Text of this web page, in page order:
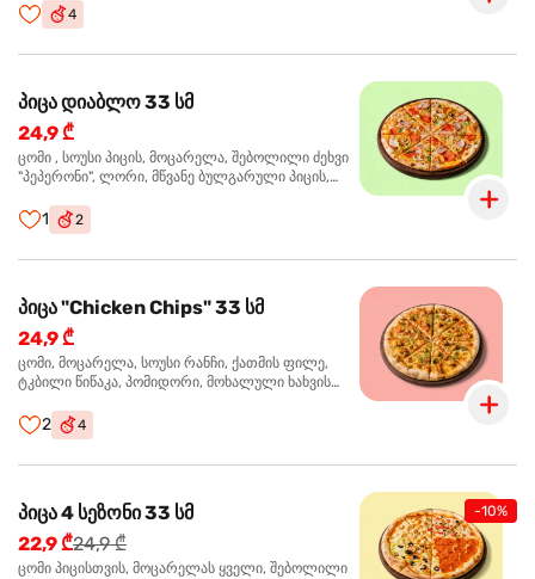
4
პიცა დიაბლო 33 სმ
24,9 ₾
ცომი , სოუსი პიცის, მოცარელა, შებოლილი ძეხვი
"პეპერონი", ლორი, მწვანე ბულგარული პიცის,
1 2
პიცა "Chicken Chips" 33 სმ
24,9 ₾
ცომი, მოცარელა, სოუსი რანჩი, ქათმის ფილე,
ტკბილი წიწაკა, პომიდორი, მოხალული ხახვის
2 4
-10%
პიცა 4 სეზონი 33 სმ
22,9 ₾24,9 ₾
ცომი პიცისთვის, მოცარელას ყველი, შებოლილი